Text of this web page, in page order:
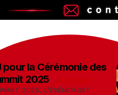
la Cérémonie des
2025
2025, L’ÉVÉNEMENT